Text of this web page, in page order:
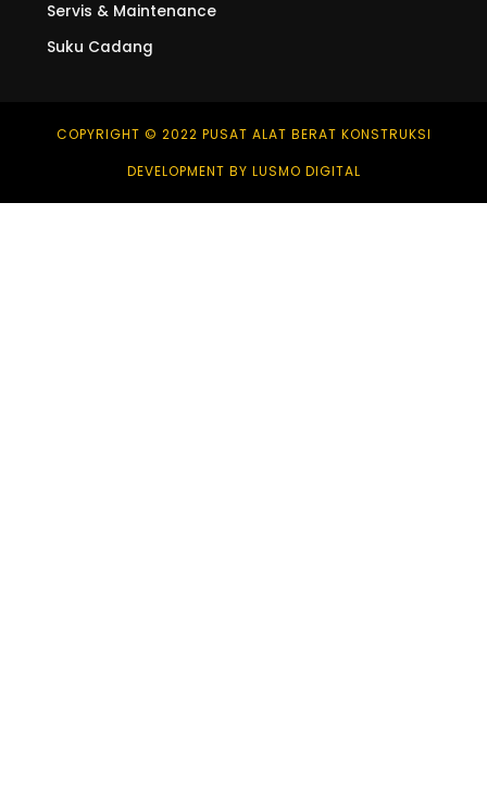
Servis & Maintenance
Suku Cadang
COPYRIGHT © 2022 PUSAT ALAT BERAT KONSTRUKSI
DEVELOPMENT BY LUSMO DIGITAL